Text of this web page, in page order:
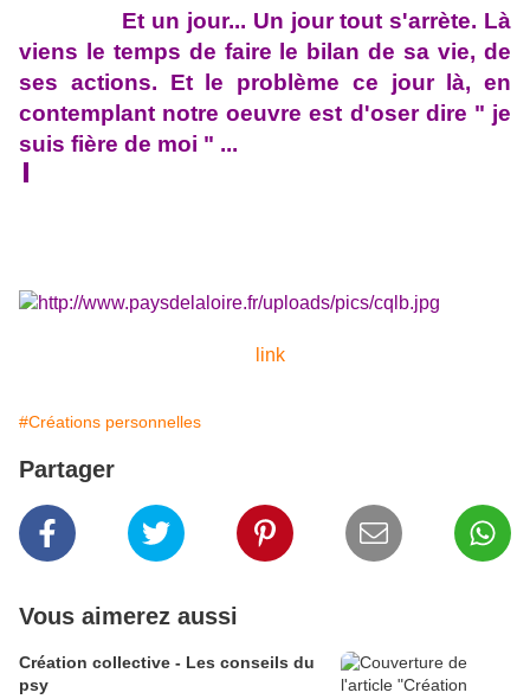
Et un jour... Un jour tout s'arrète. Là
viens le temps de faire le bilan de sa vie, de
ses actions. Et le problème ce jour là, en
contemplant notre oeuvre est d'oser dire " je
suis fière de moi " ...
link
#Créations personnelles
Partager
Vous aimerez aussi
Création collective - Les conseils du
psy